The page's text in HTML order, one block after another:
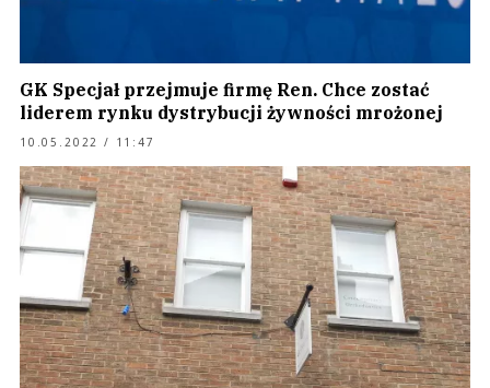
GK Specjał przejmuje firmę Ren. Chce zostać
liderem rynku dystrybucji żywności mrożonej
10.05.2022 / 11:47